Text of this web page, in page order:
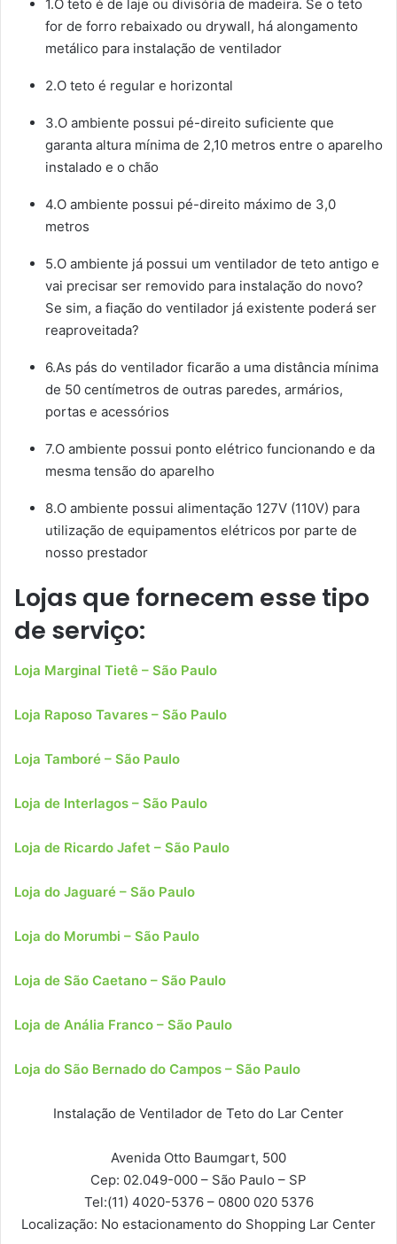
1.O teto é de laje ou divisória de madeira. Se o teto
for de forro rebaixado ou drywall, há alongamento
metálico para instalação de ventilador
2.O teto é regular e horizontal
3.O ambiente possui pé-direito suficiente que
garanta altura mínima de 2,10 metros entre o aparelho
instalado e o chão
4.O ambiente possui pé-direito máximo de 3,0
metros
5.O ambiente já possui um ventilador de teto antigo e
vai precisar ser removido para instalação do novo?
Se sim, a fiação do ventilador já existente poderá ser
reaproveitada?
6.As pás do ventilador ficarão a uma distância mínima
de 50 centímetros de outras paredes, armários,
portas e acessórios
7.O ambiente possui ponto elétrico funcionando e da
mesma tensão do aparelho
8.O ambiente possui alimentação 127V (110V) para
utilização de equipamentos elétricos por parte de
nosso prestador
Lojas que fornecem esse tipo
de serviço:
Loja Marginal Tietê – São Paulo
Loja Raposo Tavares – São Paulo
Loja Tamboré – São Paulo
Loja de Interlagos – São Paulo
Loja de Ricardo Jafet – São Paulo
Loja do Jaguaré – São Paulo
Loja do Morumbi – São Paulo
Loja de São Caetano – São Paulo
Loja de Anália Franco – São Paulo
Loja do São Bernado do Campos – São Paulo
Instalação de Ventilador de Teto do Lar Center
Avenida Otto Baumgart, 500
Cep: 02.049-000 – São Paulo – SP
Tel:(11) 4020-5376 – 0800 020 5376
Localização: No estacionamento do Shopping Lar Center